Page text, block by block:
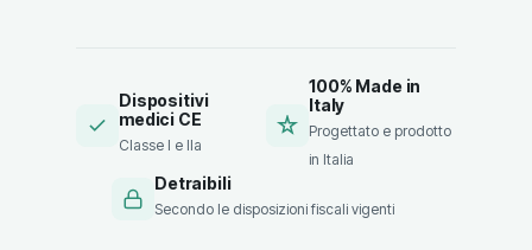
Dispositivi
medici CE
Classe I e IIa
100% Made in
Italy
Progettato e prodotto
in Italia
Detraibili
Secondo le disposizioni fiscali vigenti